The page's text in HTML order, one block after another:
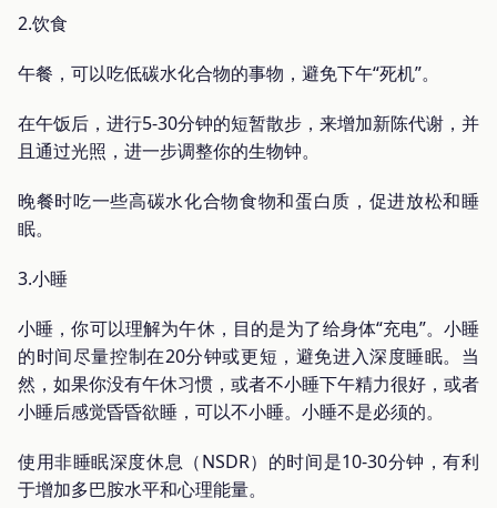
2.饮食
午餐，可以吃低碳水化合物的事物，避免下午“死机”。
在午饭后，进行5-30分钟的短暂散步，来增加新陈代谢，并
且通过光照，进一步调整你的生物钟。
晚餐时吃一些高碳水化合物食物和蛋白质，促进放松和睡
眠。
3.小睡
小睡，你可以理解为午休，目的是为了给身体“充电”。小睡
的时间尽量控制在20分钟或更短，避免进入深度睡眠。当
然，如果你没有午休习惯，或者不小睡下午精力很好，或者
小睡后感觉昏昏欲睡，可以不小睡。小睡不是必须的。
使用非睡眠深度休息（NSDR）的时间是10-30分钟，有利
于增加多巴胺水平和心理能量。